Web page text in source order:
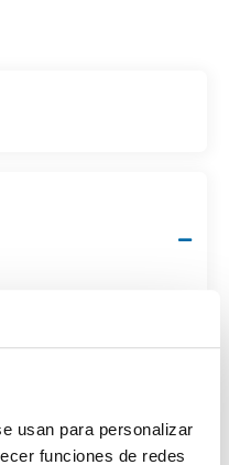
usan para personalizar
funciones de redes
Precio